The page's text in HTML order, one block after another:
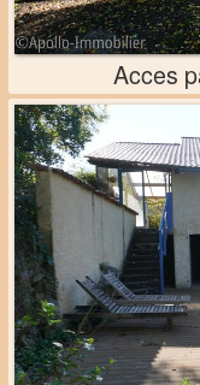
Acces